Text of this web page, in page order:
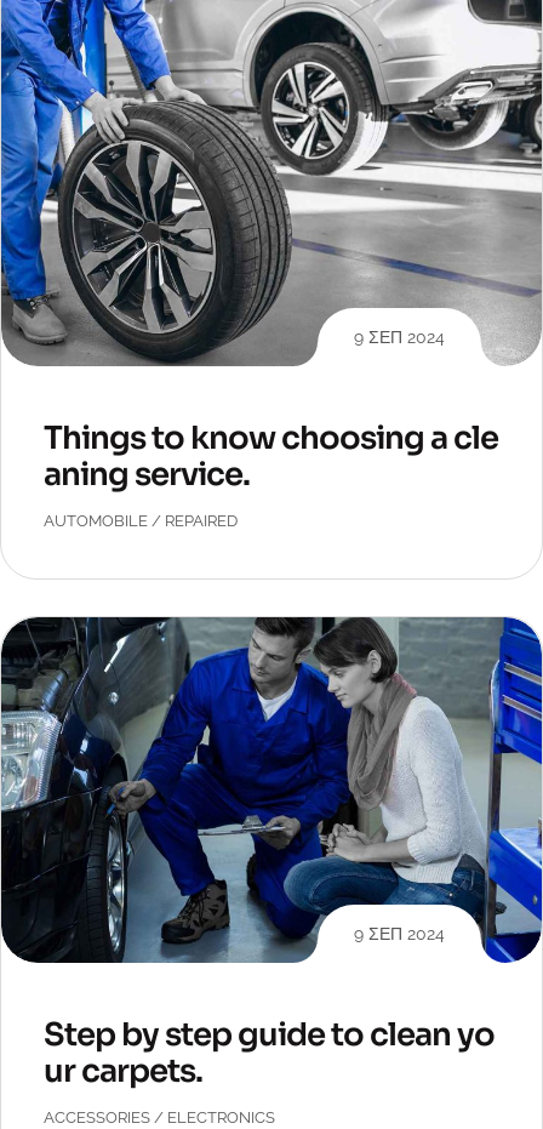
9 ΣΕΠ 2024
Things to know choosing a cle
aning service.
AUTOMOBILE / REPAIRED
9 ΣΕΠ 2024
Step by step guide to clean yo
ur carpets.
ACCESSORIES / ELECTRONICS